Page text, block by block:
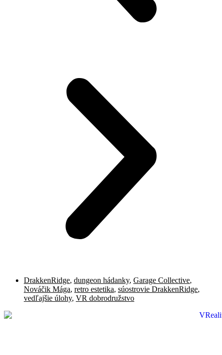
DrakkenRidge, dungeon hádanky, Garage Collective,
Nováčik Mága, retro estetika, súostrovie DrakkenRidge,
vedľajšie úlohy, VR dobrodružstvo